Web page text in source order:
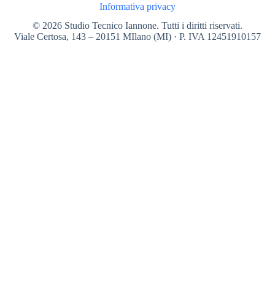
Informativa privacy
© 2026 Studio Tecnico Iannone. Tutti i diritti riservati.
Viale Certosa, 143 – 20151 MIlano (MI) · P. IVA 12451910157